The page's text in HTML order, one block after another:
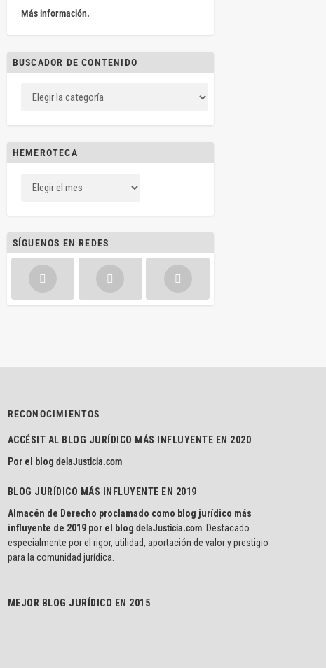
Más información.
BUSCADOR DE CONTENIDO
HEMEROTECA
SÍGUENOS EN REDES
RECONOCIMIENTOS
ACCÉSIT AL BLOG JURÍDICO MÁS INFLUYENTE EN 2020
Por el blog delaJusticia.com
BLOG JURÍDICO MÁS INFLUYENTE EN 2019
Almacén de Derecho proclamado como blog jurídico más
influyente de 2019 por el blog delaJusticia.com. Destacado
especialmente por el rigor, utilidad, aportación de valor y prestigio
para la comunidad jurídica.
MEJOR BLOG JURÍDICO EN 2015